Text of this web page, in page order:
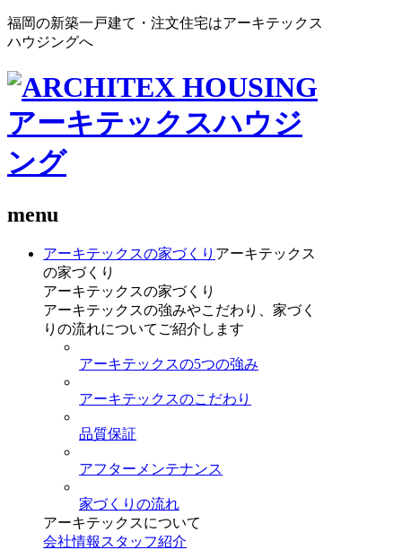
福岡の新築一戸建て・注文住宅はアーキテックス
ハウジングへ
menu
アーキテックスの家づくり アーキテックス
の家づくり
アーキテックスの家づくり
アーキテックスの強みやこだわり、家づく
りの流れについてご紹介します
アーキテックスの5つの強み
アーキテックスのこだわり
品質保証
アフターメンテナンス
家づくりの流れ
アーキテックスについて
会社情報 スタッフ紹介